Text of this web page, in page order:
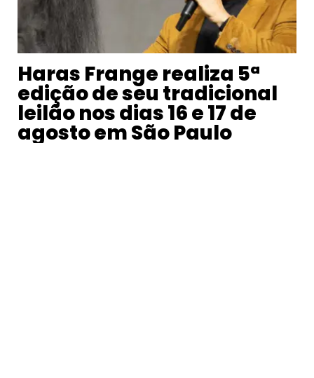
Haras Frange realiza 5ª
edição de seu tradicional
leilão nos dias 16 e 17 de
agosto em São Paulo